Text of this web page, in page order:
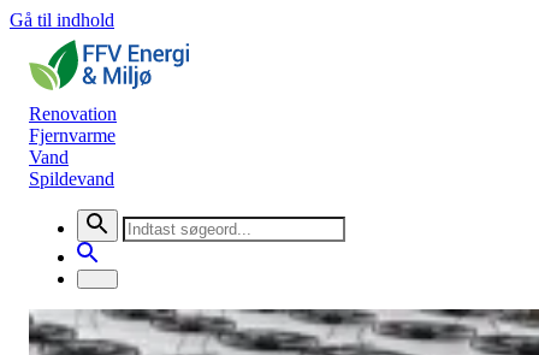
Gå til indhold
Renovation
Fjernvarme
Vand
Spildevand
Nyheder